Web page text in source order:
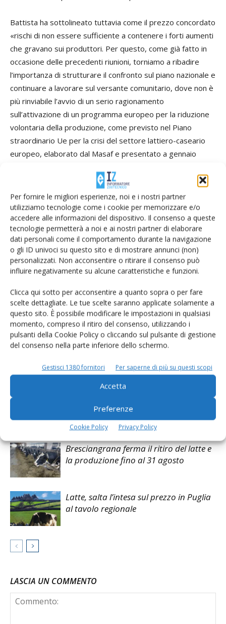
Per fornire le migliori esperienze, noi e i nostri partner
utilizziamo tecnologie come i cookie per memorizzare e/o
accedere alle informazioni del dispositivo. Il consenso a queste
tecnologie permetterà a noi e ai nostri partner di elaborare
dati personali come il comportamento durante la navigazione
o gli ID univoci su questo sito e di mostrare annunci (non)
personalizzati. Non acconsentire o ritirare il consenso può
influire negativamente su alcune caratteristiche e funzioni.
Clicca qui sotto per acconsentire a quanto sopra o per fare
scelte dettagliate. Le tue scelte saranno applicate solamente a
questo sito. È possibile modificare le impostazioni in qualsiasi
momento, compreso il ritiro del consenso, utilizzando i
pulsanti della Cookie Policy o cliccando sul pulsante di gestione
del consenso nella parte inferiore dello schermo.
Gestisci 1380 fornitori Per saperne di più su questi scopi
Accetta
Preferenze
Cookie Policy Privacy Policy
Battista ha sottolineato tuttavia come il prezzo concordato
«rischi di non essere sufficiente a contenere i forti aumenti
che gravano sui produttori. Per questo, come già fatto in
occasione delle precedenti riunioni, torniamo a ribadire
l’importanza di strutturare il confronto sul piano nazionale e
continuare a lavorare sul versante comunitario, dove non è
più rinviabile l’avvio di un serio ragionamento
sull’attivazione di un programma europeo per la riduzione
volontaria della produzione, come previsto nel Piano
straordinario Ue per la crisi del settore lattiero-caseario
europeo, elaborato dal Masaf e presentato a gennaio
La sfida si sposterà ora sul monitoraggio dei volumi
produttivi e sull'applicazione delle regole concordate con
l'obiettivo di evitare squilibri di mercato e mantenere
sostenibile la remunerazione del latte alla stalla.
TAG accordo Cristiano Fini Ettore Prandini
latte
ministero dell'Agricoltura
Facebook Twitter
Articoli correlati
Agroalimentare: «Con il caldo estremo
ridotta la produzione di latte»
Bresciangrana ferma il ritiro del latte e
la produzione fino al 31 agosto
Latte, salta l’intesa sul prezzo in Puglia
al tavolo regionale
LASCIA UN COMMENTO